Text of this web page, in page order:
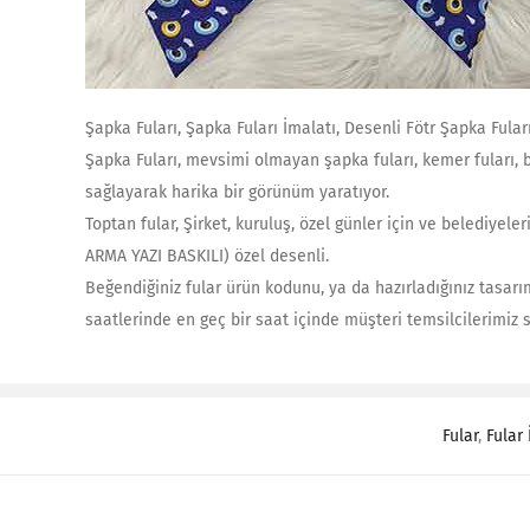
Şapka Fuları, Şapka Fuları İmalatı, Desenli Fötr Şapka
Şapka Fuları, mevsimi olmayan şapka fuları, kemer
sağlayarak harika bir görünüm yaratıyor.
Toptan fular, Şirket, kuruluş, özel günler için ve
ARMA YAZI BASKILI) özel desenli.
Beğendiğiniz fular ürün kodunu, ya da hazırladığınız
saatlerinde en geç bir saat içinde müşteri temsilcilerimiz
Fular, Fular